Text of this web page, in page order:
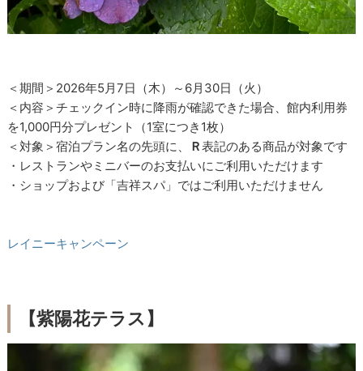
＜期間＞2026年5月7日（木）～6月30日（火）
＜内容＞チェックイン時に降雨が確認できた場合、館内利用券
を1,000円分プレゼント（1室につき1枚）
＜対象＞宿泊プラン名の先頭に、
Ｒ表記のある商品が対象です
・レストランやミニバーのお支払いにご利用いただけます
・ショップおよび「吉祥スパ」ではご利用いただけません
レイニーキャンペーン
【紫陽花テラス】